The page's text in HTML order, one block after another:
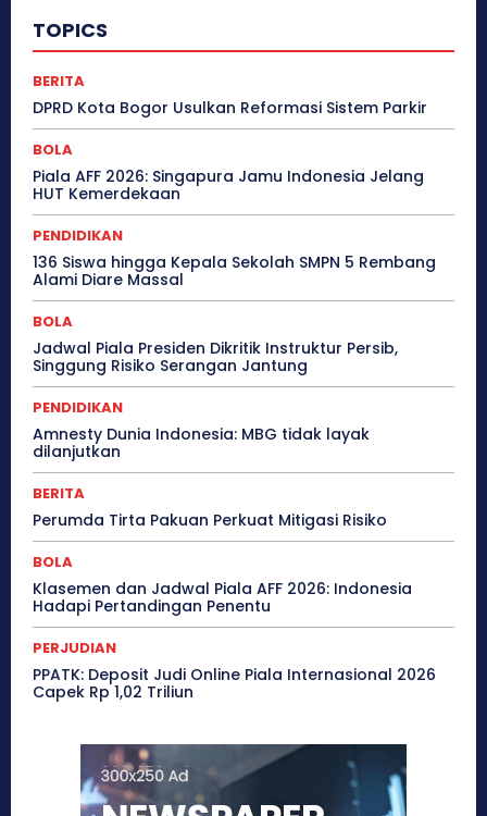
TOPICS
BERITA
DPRD Kota Bogor Usulkan Reformasi Sistem Parkir
BOLA
Piala AFF 2026: Singapura Jamu Indonesia Jelang
HUT Kemerdekaan
PENDIDIKAN
136 Siswa hingga Kepala Sekolah SMPN 5 Rembang
Alami Diare Massal
BOLA
Jadwal Piala Presiden Dikritik Instruktur Persib,
Singgung Risiko Serangan Jantung
PENDIDIKAN
Amnesty Dunia Indonesia: MBG tidak layak
dilanjutkan
BERITA
Perumda Tirta Pakuan Perkuat Mitigasi Risiko
BOLA
Klasemen dan Jadwal Piala AFF 2026: Indonesia
Hadapi Pertandingan Penentu
PERJUDIAN
PPATK: Deposit Judi Online Piala Internasional 2026
Capek Rp 1,02 Triliun